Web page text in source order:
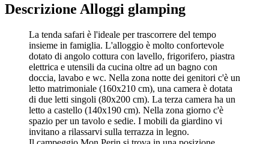
Descrizione Alloggi glamping
La tenda safari è l'ideale per trascorrere del tempo
insieme in famiglia. L'alloggio è molto confortevole
dotato di angolo cottura con lavello, frigorifero, piastra
elettrica e utensili da cucina oltre ad un bagno con
doccia, lavabo e wc. Nella zona notte dei genitori c'è un
letto matrimoniale (160x210 cm), una camera è dotata
di due letti singoli (80x200 cm). La terza camera ha un
letto a castello (140x190 cm). Nella zona giorno c'è
spazio per un tavolo e sedie. I mobili da giardino vi
invitano a rilassarvi sulla terrazza in legno.